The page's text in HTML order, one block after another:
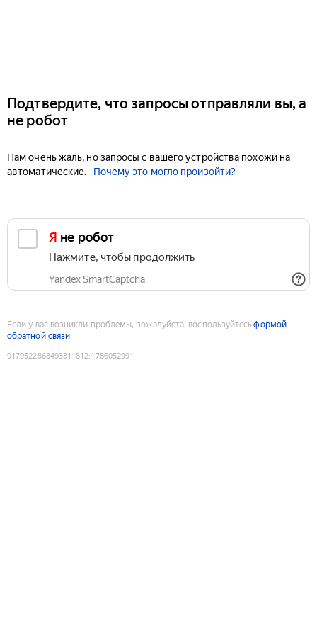
Подтвердите, что запросы отправляли вы, а
не робот
Нам очень жаль, но запросы с вашего устройства похожи на
автоматические.
Почему это могло произойти?
Я не робот
Нажмите, чтобы продолжить
Yandex SmartCaptcha
Если у вас возникли проблемы, пожалуйста, воспользуйтесьформой
обратной связи
9179522868493311812:1786052991